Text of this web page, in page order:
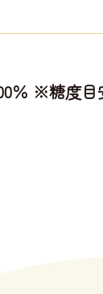
％ ※糖度